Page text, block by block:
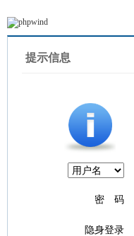
提示信息
密 码
隐身登录